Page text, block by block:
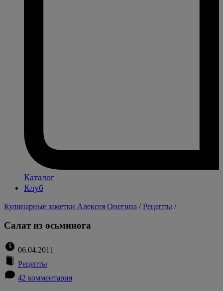
Каталог
Клуб
Кулинарные заметки Алексея Онегина /Рецепты /
Салат из осьминога
06.04.2011
Рецепты
42 комментария